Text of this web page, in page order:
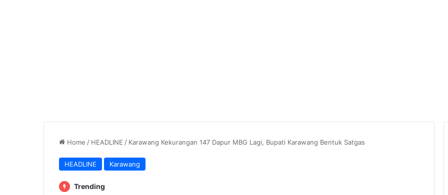
Home / HEADLINE / Karawang Kekurangan 147 Dapur MBG Lagi, Bupati Karawang Bentuk Satgas
HEADLINE Karawang
Trending